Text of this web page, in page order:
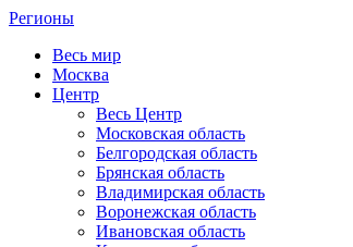
Регионы
Весь мир
Москва
Центр
Весь Центр
Московская область
Белгородская область
Брянская область
Владимирская область
Воронежская область
Ивановская область